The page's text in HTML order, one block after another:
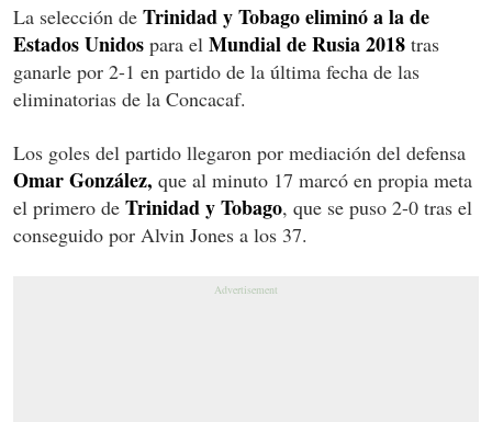
La selección de Trinidad y Tobago eliminó a la de
Estados Unidos para el Mundial de Rusia 2018 tras
ganarle por 2-1 en partido de la última fecha de las
eliminatorias de la Concacaf.
Los goles del partido llegaron por mediación del defensa
Omar González, que al minuto 17 marcó en propia meta
el primero de Trinidad y Tobago, que se puso 2-0 tras el
conseguido por Alvin Jones a los 37.